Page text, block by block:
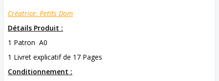
Créatrice: Petits Dom
Détails Produit :
1 Patron A0
1 Livret explicatif de 17 Pages
Conditionnement :